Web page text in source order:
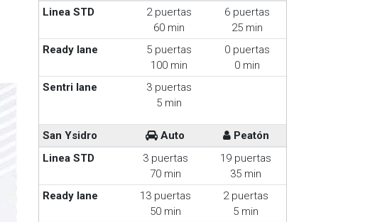
Linea STD
2 puertas
60 min
6 puertas
25 min
Ready lane
5 puertas
100 min
0 puertas
0 min
Sentri lane
3 puertas
5 min
San Ysidro Auto
Peatón
Linea STD
3 puertas
70 min
19 puertas
35 min
Ready lane
13 puertas
50 min
2 puertas
5 min